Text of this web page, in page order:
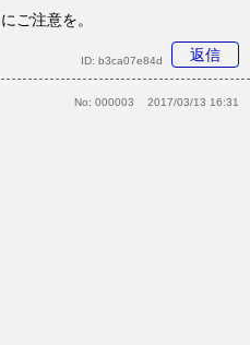
ご注意を。
返信
ID: b3ca07e84d
No: 000003 2017/03/13 16:31